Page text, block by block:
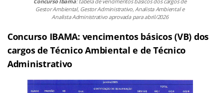
Gestor Ambiental, Gestor Administrativo, Analista Ambiental e
Analista Administrativo aprovada para abril/2026
Concurso IBAMA: vencimentos básicos (VB) dos
cargos de Técnico Ambiental e de Técnico
Administrativo